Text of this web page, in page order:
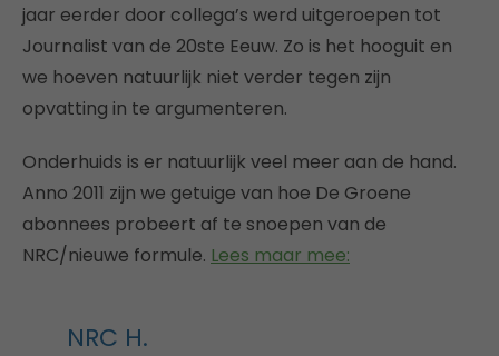
jaar eerder door collega’s werd uitgeroepen tot
Journalist van de 20ste Eeuw. Zo is het hooguit en
we hoeven natuurlijk niet verder tegen zijn
opvatting in te argumenteren.
Onderhuids is er natuurlijk veel meer aan de hand.
Anno 2011 zijn we getuige van hoe De Groene
abonnees probeert af te snoepen van de
NRC/nieuwe formule. Lees maar mee:
NRC H.